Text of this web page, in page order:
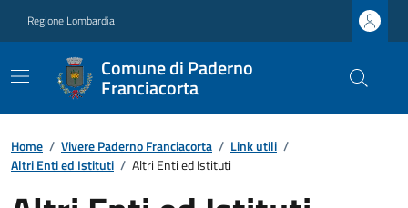
Regione Lombardia
Comune di Paderno
Franciacorta
Home / Vivere Paderno Franciacorta / Link utili /
Altri Enti ed Istituti / Altri Enti ed Istituti